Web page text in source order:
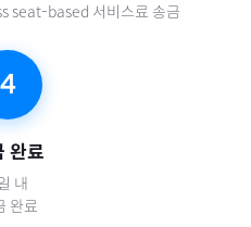
seat-based 서비스료 송금
4
완료
내
완료